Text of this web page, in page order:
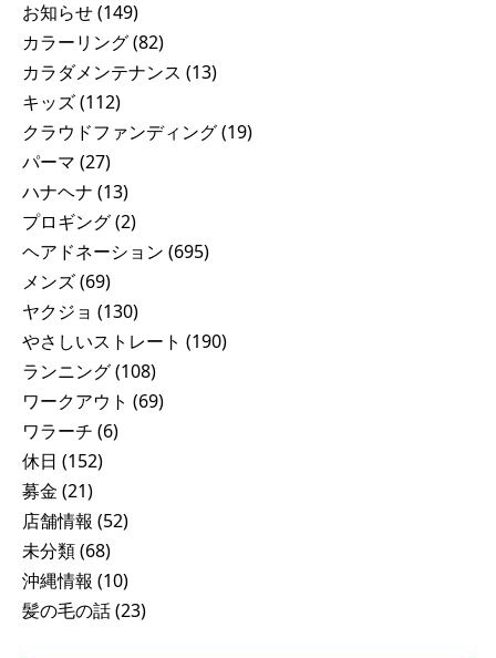
お知らせ(149)
カラーリング(82)
カラダメンテナンス (13)
キッズ(112)
クラウドファンディング(19)
パーマ (27)
ハナヘナ (13)
プロギング(2)
ヘアドネーション (695)
メンズ(69)
ヤクジョ (130)
やさしいストレート (190)
ランニング(108)
ワークアウト (69)
ワラーチ (6)
休日 (152)
募金 (21)
店舗情報 (52)
未分類(68)
沖縄情報 (10)
髪の毛の話(23)